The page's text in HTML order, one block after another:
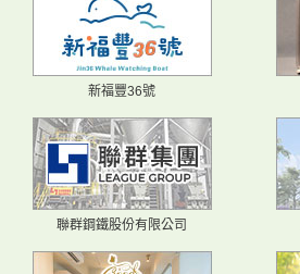
新福豐36號
聯群鋼鐵股份有限公司